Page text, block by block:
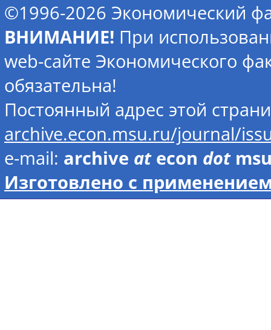
©1996-2026 Экономический
ВНИМАНИЕ! При
web-сайте Экономического
обязательна!
Постоянный адрес этой
archive.econ.msu.ru/journal/
e-mail: archive atecon dot
Изготовлено с